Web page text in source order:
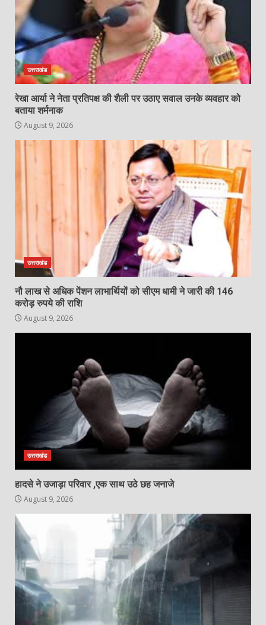
उत्तराखंड
रेखा आर्या ने नेता प्रतिपक्ष की शैली पर उठाए सवाल उनके व्यवहार को
बताया शर्मनाक
August 9, 2026
उत्तराखंड
नौ लाख से अधिक पेंशन लाभार्थियों को सीएम धामी ने जारी की 146
करोड़ रुपये की राशि
August 9, 2026
उत्तराखंड
हादसे ने उजाड़ा परिवार ,एक साथ उठे छह जनाजे
August 9, 2026